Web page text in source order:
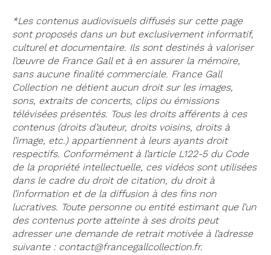
*Les contenus audiovisuels diffusés sur cette page
sont proposés dans un but exclusivement informatif,
culturel et documentaire. Ils sont destinés à valoriser
l’œuvre de France Gall et à en assurer la mémoire,
sans aucune finalité commerciale. France Gall
Collection ne détient aucun droit sur les images,
sons, extraits de concerts, clips ou émissions
télévisées présentés. Tous les droits afférents à ces
contenus (droits d’auteur, droits voisins, droits à
l’image, etc.) appartiennent à leurs ayants droit
respectifs. Conformément à l’article L122-5 du Code
de la propriété intellectuelle, ces vidéos sont utilisées
dans le cadre du droit de citation, du droit à
l’information et de la diffusion à des fins non
lucratives. Toute personne ou entité estimant que l’un
des contenus porte atteinte à ses droits peut
adresser une demande de retrait motivée à l’adresse
suivante : contact@francegallcollection.fr.